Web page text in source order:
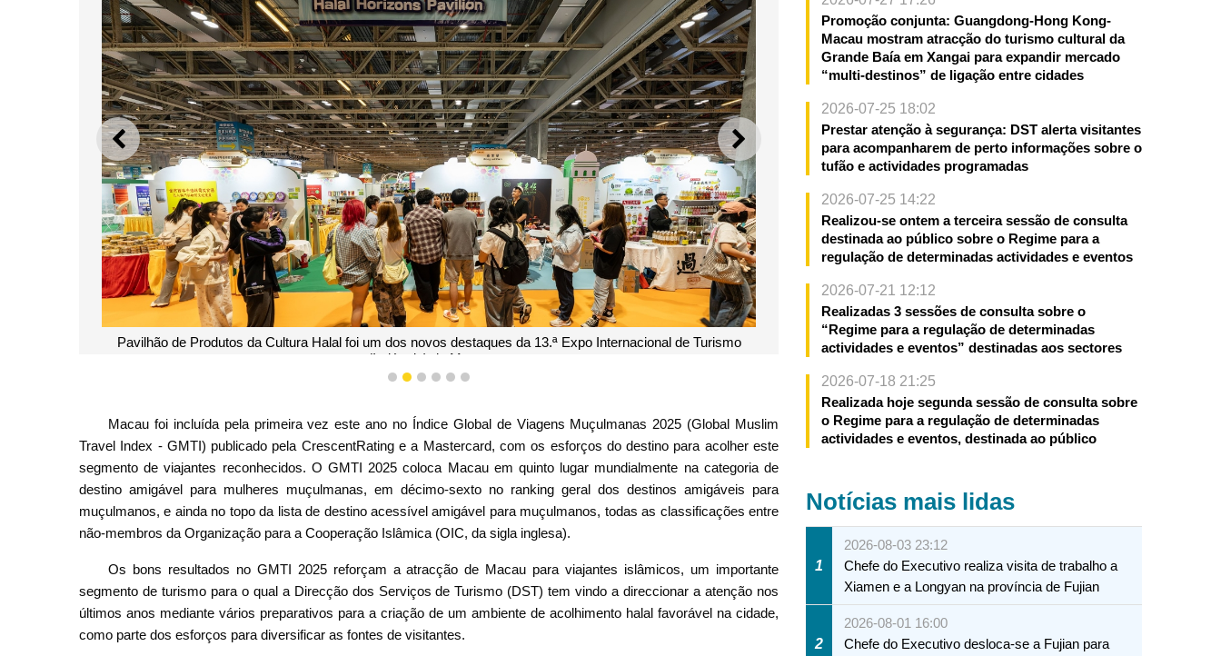
ANTERIOR SEGUINTE
Pavilhão de Produtos da Cultura Halal foi um dos novos destaques da 13.ª Expo Internacional de Turismo
(Indústria) de Macau
1
2 3 4 5 6
Macau foi incluída pela primeira vez este ano no Índice Global de Viagens Muçulmanas 2025 (Global Muslim
Travel Index - GMTI) publicado pela CrescentRating e a Mastercard, com os esforços do destino para acolher este
segmento de viajantes reconhecidos. O GMTI 2025 coloca Macau em quinto lugar mundialmente na categoria de
destino amigável para mulheres muçulmanas, em décimo-sexto no ranking geral dos destinos amigáveis para
muçulmanos, e ainda no topo da lista de destino acessível amigável para muçulmanos, todas as classificações entre
não-membros da Organização para a Cooperação Islâmica (OIC, da sigla inglesa).
Os bons resultados no GMTI 2025 reforçam a atracção de Macau para viajantes islâmicos, um importante
segmento de turismo para o qual a Direcção dos Serviços de Turismo (DST) tem vindo a direccionar a atenção nos
últimos anos mediante vários preparativos para a criação de um ambiente de acolhimento halal favorável na cidade,
como parte dos esforços para diversificar as fontes de visitantes.
Promoção conjunta: Guangdong-Hong Kong-
Macau mostram atracção do turismo cultural da
Grande Baía em Xangai para expandir mercado
“multi-destinos” de ligação entre cidades
2026-07-25 18:02
Prestar atenção à segurança: DST alerta visitantes
para acompanharem de perto informações sobre o
tufão e actividades programadas
2026-07-25 14:22
Realizou-se ontem a terceira sessão de consulta
destinada ao público sobre o Regime para a
regulação de determinadas actividades e eventos
2026-07-21 12:12
Realizadas 3 sessões de consulta sobre o
“Regime para a regulação de determinadas
actividades e eventos” destinadas aos sectores
2026-07-18 21:25
Realizada hoje segunda sessão de consulta sobre
o Regime para a regulação de determinadas
actividades e eventos, destinada ao público
Notícias mais lidas
1
2026-08-03 23:12
Chefe do Executivo realiza visita de trabalho a
Xiamen e a Longyan na província de Fujian
2
2026-08-01 16:00
Chefe do Executivo desloca-se a Fujian para